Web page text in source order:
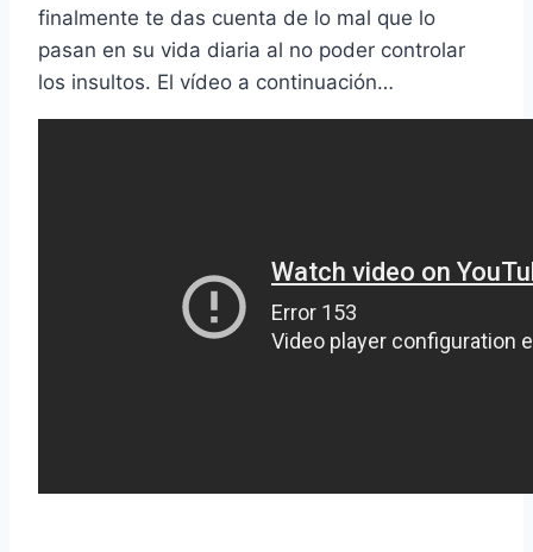
finalmente te das cuenta de lo mal que lo
pasan en su vida diaria al no poder controlar
los insultos. El ví­deo a continuación…